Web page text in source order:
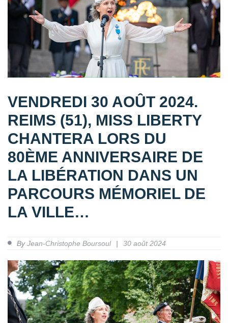
VENDREDI 30 AOÛT 2024.
REIMS (51), MISS LIBERTY
CHANTERA LORS DU
80ÈME ANNIVERSAIRE DE
LA LIBÉRATION DANS UN
PARCOURS MÉMORIEL DE
LA VILLE…
ByJean-Christophe Boursoul 30 août 2024